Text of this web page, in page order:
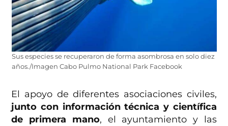
Sus especies se recuperaron de forma asombrosa en solo diez
años./Imagen Cabo Pulmo National Park Facebook
El apoyo de diferentes asociaciones civiles,
junto con información técnica y científica
de primera mano, el ayuntamiento y las